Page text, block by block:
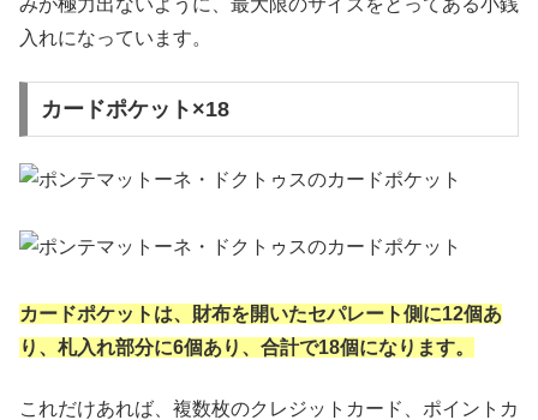
入れになっています。
カードポケット×18
カードポケットは、財布を開いたセパレート側に12個あ
り、札入れ部分に6個あり、合計で18個になります。
これだけあれば、複数枚のクレジットカード、ポイントカ